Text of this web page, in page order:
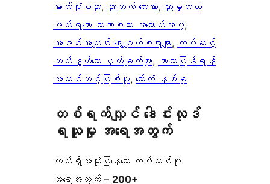
ဓာတ်ပုံပညာ, ညာဘက် ဘေးဘား, ညာမှဘယ်
ဖတ်ရသော ဘာသာစကား အထောက်အပံ့
အခင်းအကျင်း ရွေးချယ်စရာများ, ထပ်ဆင့်
ဆက်နွယ်သော မှတ်ချက်များ, ဘာသာပြန်ရန်
အဆင်သင့်ဖြစ်မှု, ကော်လံ နှစ်ခု
တစ်ရက်လျှင် ဒေါင်းလုဒ်
ရယူမှု အရေအတွက်
လက်ရှိအသုံးပြုနေသော တပ်ဆင်မှု
အရေအတွက် – 200+